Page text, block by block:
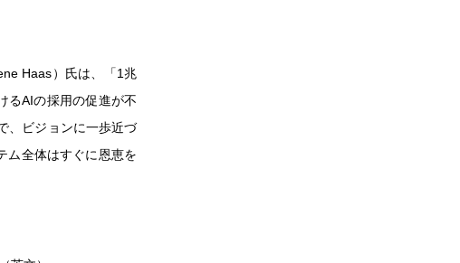
Haas）氏は、「1兆
るAIの採用の促進が不
、ビジョンに一歩近づ
ム全体はすぐに恩恵を